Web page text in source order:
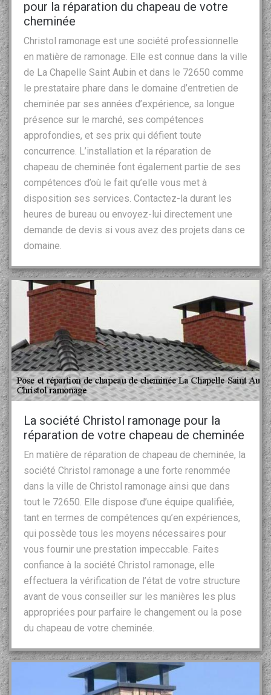
pour la réparation du chapeau de votre
cheminée
Christol ramonage est une société professionnelle
en matière de ramonage. Elle est connue dans la ville
de La Chapelle Saint Aubin et dans le 72650 comme
le prestataire phare dans le domaine d’entretien de
cheminée par ses années d’expérience, sa longue
présence sur le marché, ses compétences
approfondies, et ses prix qui défient toute
concurrence. L’installation et la réparation de
chapeau de cheminée font également partie de ses
compétences d’où le fait qu’elle vous met à
disposition ses services. Contactez-la durant les
heures de bureau ou envoyez-lui directement une
demande de devis si vous avez des projets dans ce
domaine.
La société Christol ramonage pour la
réparation de votre chapeau de cheminée
En matière de réparation de chapeau de cheminée, la
société Christol ramonage a une forte renommée
dans la ville de Christol ramonage ainsi que dans
tout le 72650. Elle dispose d’une équipe qualifiée,
tant en termes de compétences qu’en expériences,
qui possède tous les moyens nécessaires pour
vous fournir une prestation impeccable. Faites
confiance à la société Christol ramonage, elle
effectuera la vérification de l’état de votre structure
avant de vous conseiller sur les manières les plus
appropriées pour parfaire le changement ou la pose
du chapeau de votre cheminée.